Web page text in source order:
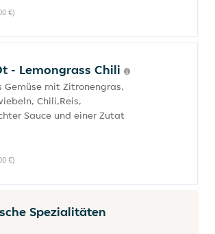
€)
- Lemongrass Chili
Gemüse mit Zitronengras,
Chili,Reis,
Sauce und einer Zutat
€)
Spezialitäten